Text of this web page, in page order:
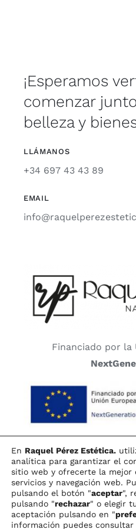
¡Esperamos
comenzar
belleza y
LLÁMANOS
+34 697 43 43 89
EMAIL
Financiado por la
RAQUEL PÉREZ©AVISO LEGAL
COKIES |POLÍTICA DE
CREATIVO
En Raquel Pérez Estética.
analítica para garantizar el
sitio web y ofrecerte la mejor
servicios y navegación web.
pulsando el botón "aceptar",
pulsando "rechazar" o elegir
aceptación pulsando en "
información puedes consultar